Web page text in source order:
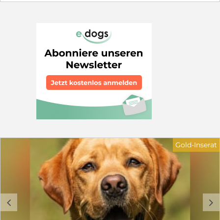
das Impfprogramm bekommen. Danach kommen sie
seinem Käfig holten. Sofort wollte er alles erkunden
und die anderen Hunde in den Käfigen begrüßen. Er ließ
sich streicheln, hochheben und knuddeln und zeigte
keine Ängste. Im Gegensatz zu seiner Schwester hat er
auf dem Kopf das Fell struwelig hochstehen. Faro ist
nun bereit für seine eigene Familie. Er möchte seine
Jugend nicht hinter Gitter verbringen. Wir suchen für
Faro eine Familie bei hundeerfahrenen Menschen mit
Garten. Gerne kann ein Hundekumpel schon im
Zuhause leben. Sie sollten sich darüber bewusst sein,
schätzen seine Endgröße auf ca. 60 cm. Wenn Sie
mehr über Faro erfahren möchten, nehmen Sie gerne
unverbindlich Kontakt auf. Elke Schmitz 0177 2954647
Email: info@furbys-fellfreunde.de Alle Hunde sind bei
Ausreise gechipt, geimpft und reisen mit einem EU
Ausweis in einem beim deutschen Veterinäramt
registrierten Transport. Die Hunde reisen mit Traces.
c d
Gold-Inserat